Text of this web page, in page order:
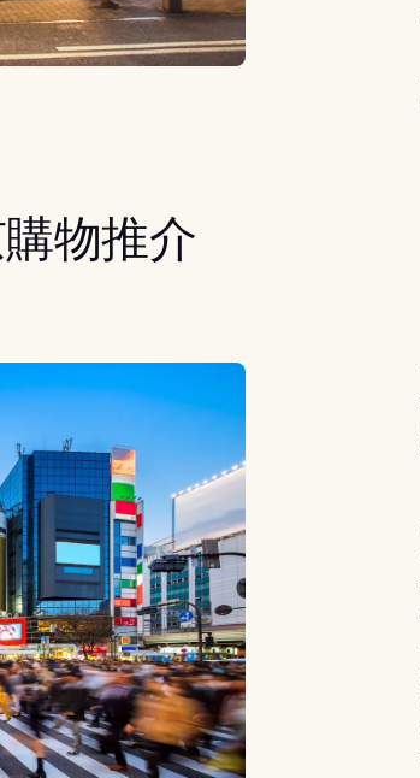
物推介